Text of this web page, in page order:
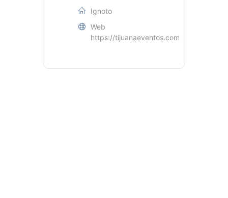
Ignoto
Web
https://tijuanaeventos.com